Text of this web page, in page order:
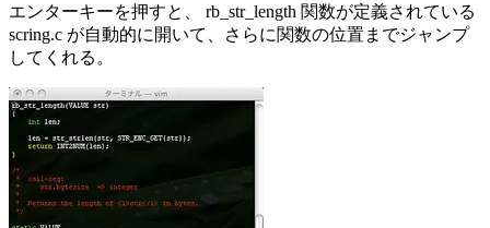
エンターキーを押すと、 rb_str_length 関数が定義されている
scring.c が自動的に開いて、さらに関数の位置までジャンプ
してくれる。